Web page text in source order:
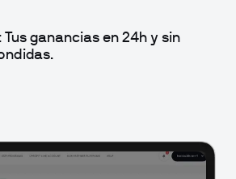
: Tus ganancias en 24h y sin